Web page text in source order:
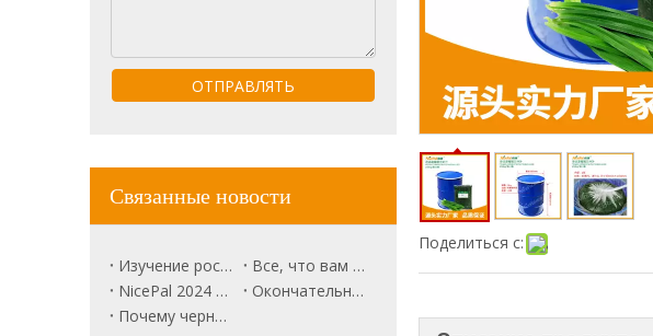
ОТПРАВЛЯТЬ
Связанные новости
Изучение роскошного рынка фруктов: розовый ананас будущим?
Все, что вам нужно знать о Trune Plum.
NicePal 2024 Продовольственная выставка Повестка дня
Окончательное руководство по корням свеклы
Почему черная красавица арбуз выделяется
Поделиться с: